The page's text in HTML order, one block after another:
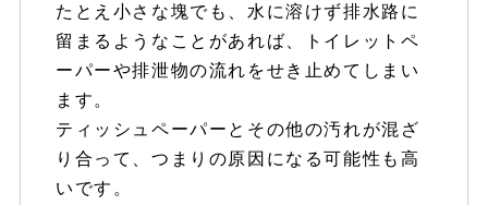
たとえ小さな塊でも、水に溶けず排水路に
留まるようなことがあれば、トイレットペ
ーパーや排泄物の流れをせき止めてしまい
ます。
ティッシュペーパーとその他の汚れが混ざ
り合って、つまりの原因になる可能性も高
いです。